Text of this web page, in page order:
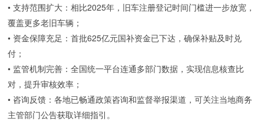
• 支持范围扩大：相比2025年，旧车注册登记时间门槛进一步放宽，
覆盖更多老旧车辆；
• 资金保障充足：首批625亿元国补资金已下达，确保补贴及时兑
付；
• 监管机制完善：全国统一平台连通多部门数据，实现信息核查比
对，提升审核效率；
• 咨询反馈：各地已畅通政策咨询和监督举报渠道，可关注当地商务
主管部门公告获取详细指引。